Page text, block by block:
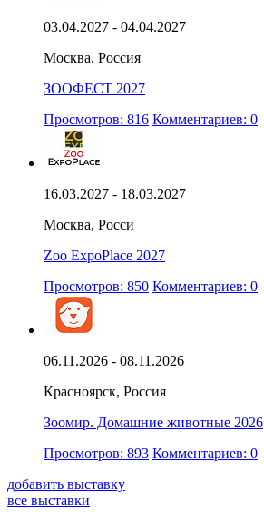
03.04.2027 - 04.04.2027
Москва, Россия
ЗООФЕСТ 2027
Просмотров: 816 Комментариев: 0
16.03.2027 - 18.03.2027
Москва, Росси
Zoo ExpoPlace 2027
Просмотров: 850 Комментариев: 0
06.11.2026 - 08.11.2026
Красноярск, Россия
Зоомир. Домашние животные 2026
Просмотров: 893 Комментариев: 0
добавить выставку
все выставки